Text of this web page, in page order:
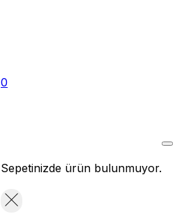
0
Sepetinizde ürün bulunmuyor.